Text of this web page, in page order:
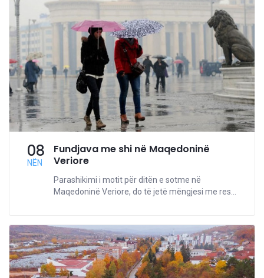
08
NËN
Fundjava me shi në Maqedoninë
Veriore
Parashikimi i motit për ditën e sotme në
Maqedoninë Veriore, do të jetë mëngjesi me res...